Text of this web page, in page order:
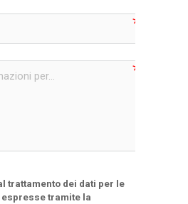
trattamento dei dati per le
tramite la